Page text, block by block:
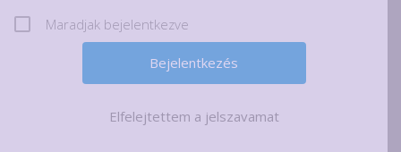
Maradjak bejelentkezve
Elfelejtettem a jelszavamat